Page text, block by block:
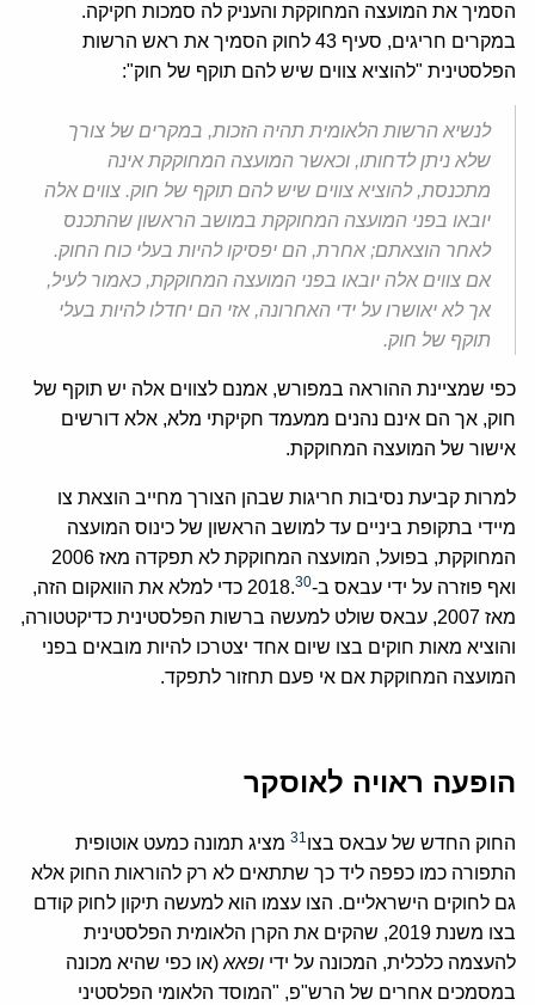
הסמיך את המועצה המחוקקת והעניק לה סמכות חקיקה.
במקרים חריגים, סעיף 43 לחוק הסמיך את ראש הרשות
הפלסטינית "להוציא צווים שיש להם תוקף של חוק":
לנשיא הרשות הלאומית תהיה הזכות, במקרים של צורך
שלא ניתן לדחותו, וכאשר המועצה המחוקקת אינה
מתכנסת, להוציא צווים שיש להם תוקף של חוק. צווים אלה
יובאו בפני המועצה המחוקקת במושב הראשון שהתכנס
לאחר הוצאתם; אחרת, הם יפסיקו להיות בעלי כוח החוק.
אם צווים אלה יובאו בפני המועצה המחוקקת, כאמור לעיל,
אך לא יאושרו על ידי האחרונה, אזי הם יחדלו להיות בעלי
תוקף של חוק.
כפי שמציינת ההוראה במפורש, אמנם לצווים אלה יש תוקף של
חוק, אך הם אינם נהנים ממעמד חקיקתי מלא, אלא דורשים
אישור של המועצה המחוקקת.
למרות קביעת נסיבות חריגות שבהן הצורך מחייב הוצאת צו
מיידי בתקופת ביניים עד למושב הראשון של כינוס המועצה
המחוקקת, בפועל, המועצה המחוקקת לא תפקדה מאז 2006
ואף פוזרה על ידי עבאס ב-2018.30
כדי למלא את הוואקום הזה,
מאז 2007, עבאס שולט למעשה ברשות הפלסטינית כדיקטטורה,
והוציא מאות חוקים בצו שיום אחד יצטרכו להיות מובאים בפני
המועצה המחוקקת אם אי פעם תחזור לתפקד.
הופעה ראויה לאוסקר
החוק החדש של עבאס בצו31 מציג תמונה כמעט אוטופית
התפורה כמו כפפה ליד כך שתתאים לא רק להוראות החוק אלא
גם לחוקים הישראליים. הצו עצמו הוא למעשה תיקון לחוק קודם
בצו משנת 2019, שהקים את הקרן הלאומית הפלסטינית
להעצמה כלכלית, המכונה על ידי ופאא (או כפי שהיא מכונה
במסמכים אחרים של הרש"פ, "המוסד הלאומי הפלסטיני